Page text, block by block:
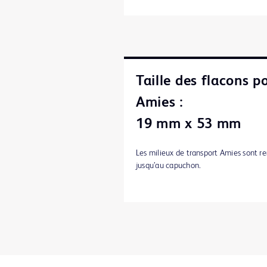
Taille des flacons
Amies :
19 mm x 53 mm
Les milieux de transport Amies sont
jusqu’au capuchon.